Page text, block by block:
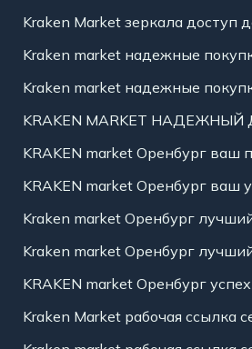
Kraken Market зеркала доступ
Kraken market надежные
Kraken market надежные
KRAKEN MARKET
KRAKEN market Оренбург ваш
KRAKEN market Оренбург ваш
Kraken market Оренбург
Kraken market Оренбург
KRAKEN market Оренбург успех
Kraken Market рабочая ссылка